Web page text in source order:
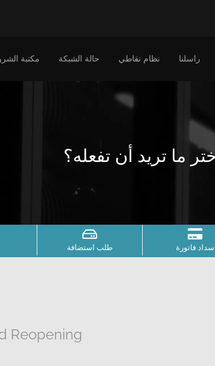
مكتبة حالة الشبكة نظام نقاطي راسلنا
ما تريد أن تفعله؟
طلب استضافة سداد فاتورة
Reopening